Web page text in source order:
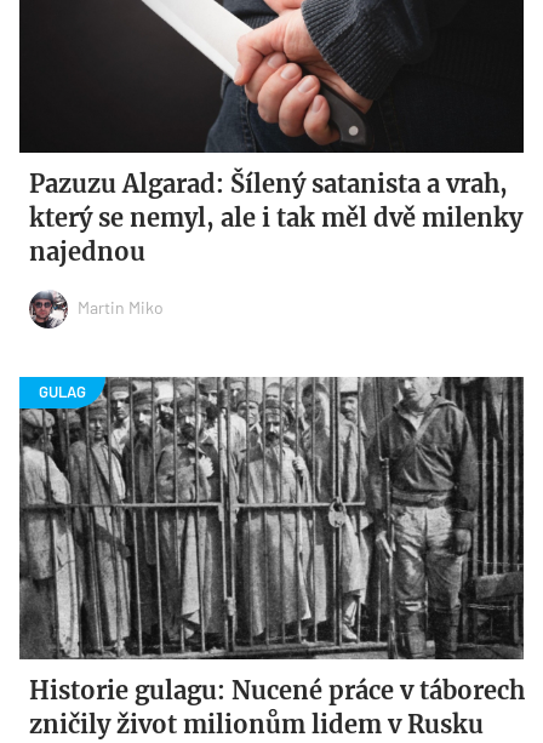
Pazuzu Algarad: Šílený satanista a vrah,
který se nemyl, ale i tak měl dvě milenky
najednou
Martin Miko
Historie gulagu: Nucené práce v táborech
zničily život milionům lidem v Rusku